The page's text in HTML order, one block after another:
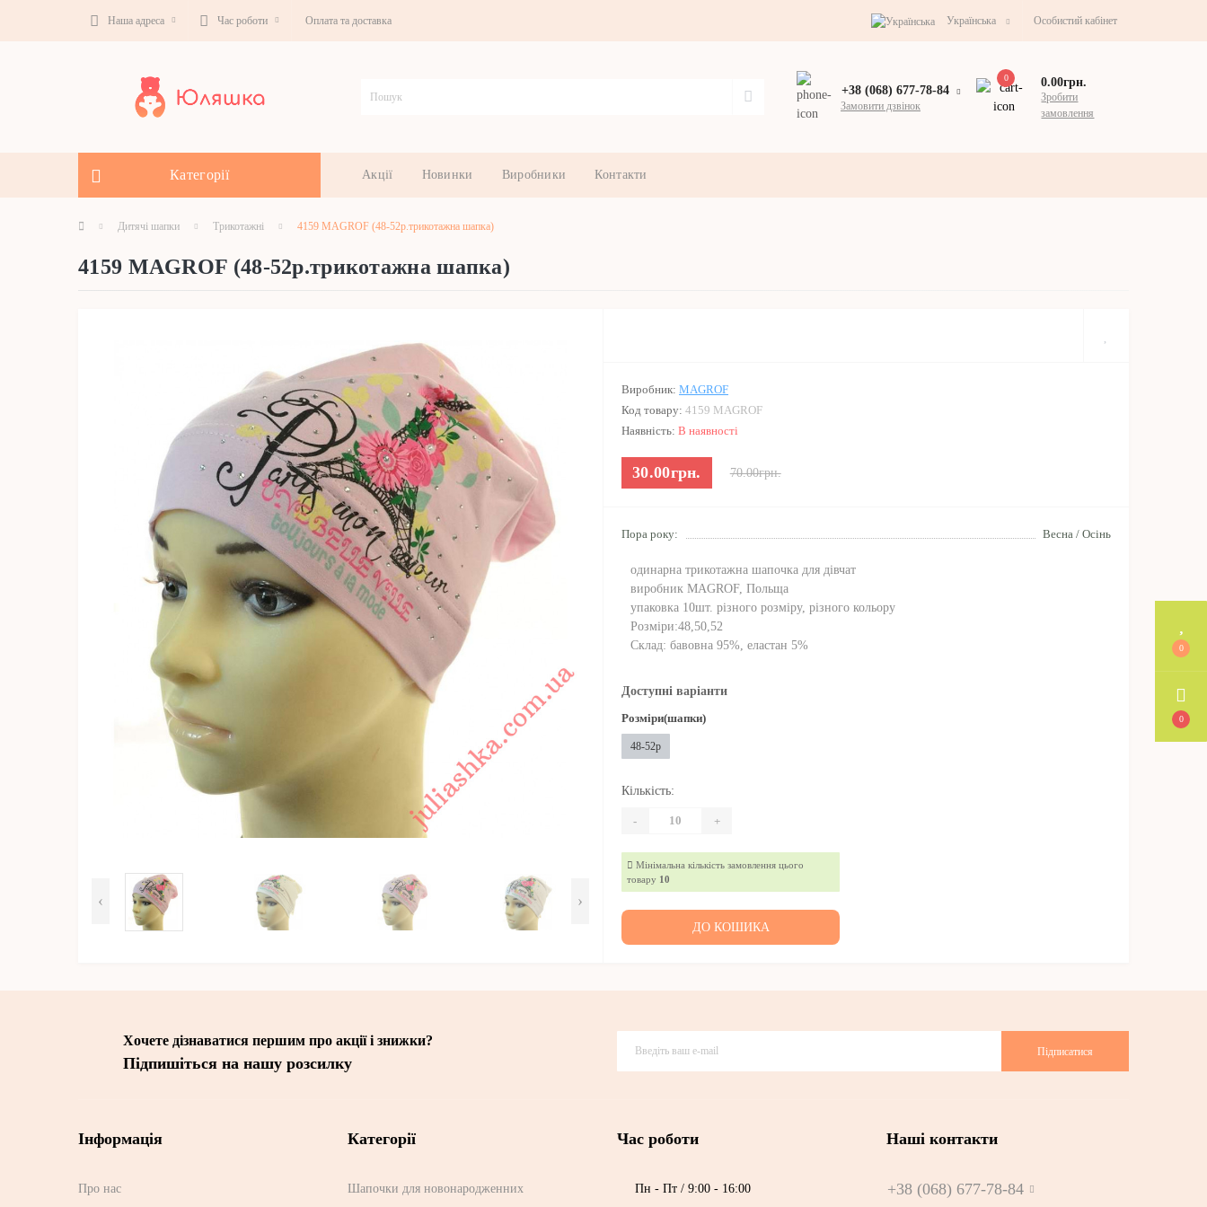
0
0
Наша адреса Час роботи Оплата та доставка Українська Особистий кабінет
+38 (068) 677-78-84
Замовити дзвінок
0 0.00грн.
Зробити
замовлення
Категорії Акції Новинки Виробники Контакти
Дитячі шапки Трикотажні 4159 MAGROF (48-52р.трикотажна шапка)
4159 MAGROF (48-52р.трикотажна шапка)
‹ ›
Виробник: MAGROF
Код товару: 4159 MAGROF
Наявність: В наявності
30.00грн. 70.00грн.
Пора року: Весна / Осінь
одинарна трикотажна шапочка для дівчат
виробник MAGROF, Польща
упаковка 10шт. різного розміру, різного кольору
Розміри:48,50,52
Склад: бавовна 95%, еластан 5%
Доступні варіанти
Розміри(шапки)
48-52р
Кількість:
- +
Мінімальна кількість замовлення цього
товару 10
ДО КОШИКА
Хочете дізнаватися першим про акції і знижки?
Підпишіться на нашу розсилку
Підписатися
Інформація
Про нас
Категорії
Шапочки для новонародженних
Час роботи
Пн - Пт / 9:00 - 16:00
Наші контакти
+38 (068) 677-78-84